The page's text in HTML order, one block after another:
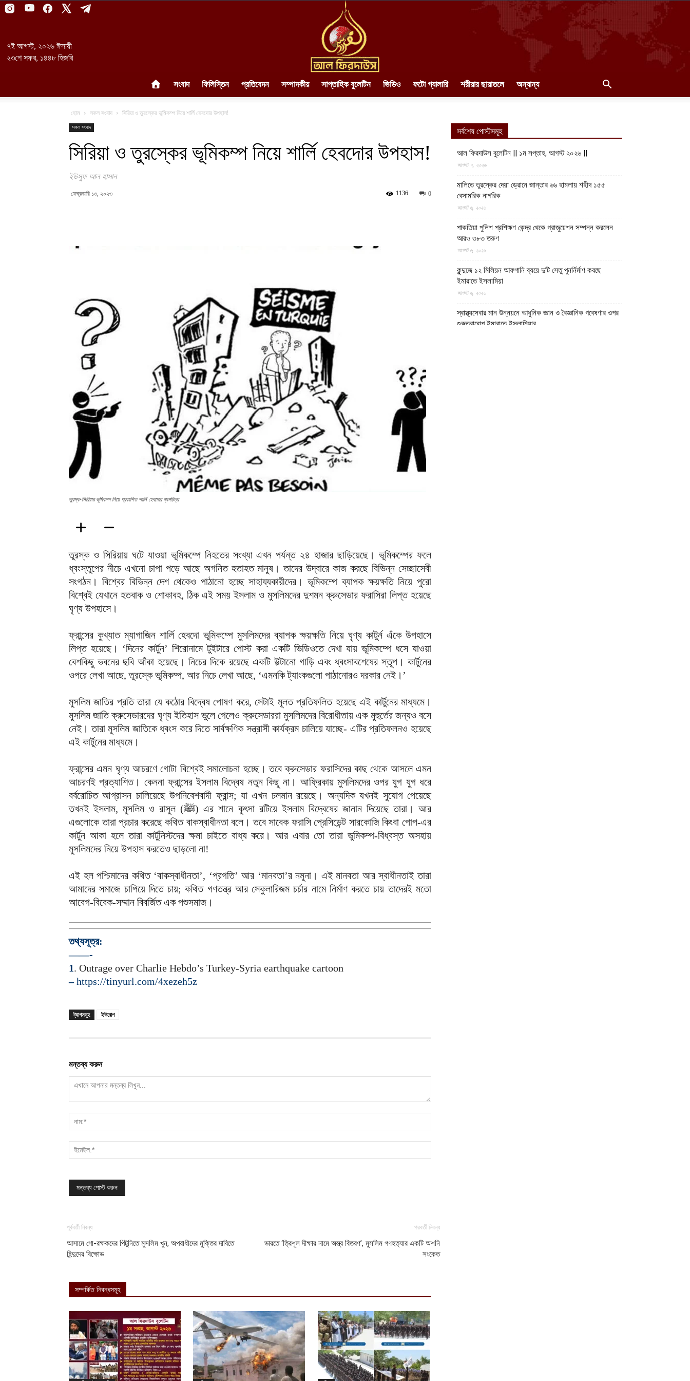
৭ই আগস্ট, ২০২৬ ঈসায়ী
২৩শে সফর, ১৪৪৮ হিজরি
সংবাদ ফিলিস্তিন প্রতিবেদন সম্পাদকীয় সাপ্তাহিক বুলেটিন ভিডিও ফটো গ্যালারি শরীয়ার ছায়াতলে অন্যান্য
হোম সকল সংবাদ সিরিয়া ও তুরস্কের ভূমিকম্প নিয়ে শার্লি হেবদোর উপহাস!
সকল সংবাদ
সিরিয়া ও তুরস্কের ভূমিকম্প নিয়ে শার্লি হেবদোর উপহাস!
ইউসুফ আল-হাসান
ফেব্রুয়ারি ১৩, ২০২৩ 0
1136
তুরস্ক-সিরিয়ার ভূমিকম্প নিয়ে প্রকাশিত শার্লি হেবদোর ব্যঙ্গচিত্র
তুরস্ক ও সিরিয়ায় ঘটে যাওয়া ভূমিকম্পে নিহতের সংখ্যা এখন পর্যন্ত ২৪ হাজার ছাড়িয়েছে। ভূমিকম্পের ফলে
ধ্বংস্তুপের নীচে এখনো চাপা পড়ে আছে অগনিত হতাহত মানুষ। তাদের উদ্বারে কাজ করছে বিভিন্ন সেচ্ছাসেবী
সংগঠন। বিশ্বের বিভিন্ন দেশ থেকেও পাঠানো হচ্ছে সাহায্যকারীদের। ভূমিকম্পে ব্যাপক ক্ষয়ক্ষতি নিয়ে পুরো
বিশ্বেই যেখানে হতবাক ও শোকাবহ, ঠিক এই সময় ইসলাম ও মুসলিমদের দুশমন ক্রুসেডার ফরাসিরা লিপ্ত হয়েছে
ঘৃণ্য উপহাসে।
ফ্রান্সের কুখ্যাত ম্যাগাজিন শার্লি হেবদো ভূমিকম্পে মুসলিমদের ব্যাপক ক্ষয়ক্ষতি নিয়ে ঘৃণ্য কাটুর্ন এঁকে উপহাসে
লিপ্ত হয়েছে। ‘দিনের কার্টুন’ শিরোনামে টুইটারে পোস্ট করা একটি ভিডিওতে দেখা যায় ভূমিকম্পে ধসে যাওয়া
বেশকিছু ভবনের ছবি আঁকা হয়েছে। নিচের দিকে রয়েছে একটি উল্টানো গাড়ি এবং ধ্বংসাবশেষের স্তূপ। কার্টুনের
ওপরে লেখা আছে, তুরস্কে ভূমিকম্প, আর নিচে লেখা আছে, ‘এমনকি ট্যাংকগুলো পাঠানোরও দরকার নেই।’
মুসলিম জাতির প্রতি তারা যে কঠোর বিদ্বেষ পোষণ করে, সেটাই মূলত প্রতিফলিত হয়েছে এই কার্টুনের মাধ্যমে।
মুসলিম জাতি ক্রুসেডারদের ঘৃণ্য ইতিহাস ভুলে গেলেও ক্রুসেডাররা মুসলিমদের বিরোধীতায় এক মুহুর্তের জন্যও বসে
নেই। তারা মুসলিম জাতিকে ধ্বংস করে দিতে সার্বক্ষণিক সন্ত্রাসী কার্যক্রম চালিয়ে যাচ্ছে- এটির প্রতিফলনও হয়েছে
এই কার্টুনের মাধ্যমে।
ফ্রান্সের এমন ঘৃণ্য আচরণে গোটা বিশ্বেই সমালোচনা হচ্ছে। তবে ক্রুসেডার ফরাসিদের কাছ থেকে আসলে এমন
আচরণই প্রত্যাশিত। কেননা ফ্রান্সের ইসলাম বিদ্বেষ নতুন কিছু না। আফ্রিকায় মুসলিমদের ওপর যুগ যুগ ধরে
বর্বরোচিত আগ্রাসন চালিয়েছে উপনিবেশবাদী ফ্রান্স; যা এখন চলমান রয়েছে। অন্যদিক যখনই সুযোগ পেয়েছে
তখনই ইসলাম, মুসলিম ও রাসুল (ﷺ) এর শানে কুৎসা রটিয়ে ইসলাম বিদ্বেষের জানান দিয়েছে তারা। আর
এগুলোকে তারা প্রচার করেছে কথিত বাকস্বাধীনতা বলে। তবে সাবেক ফরাসি প্রেসিডেন্ট সারকোজি কিংবা পোপ-এর
কার্টুন আকা হলে তারা কার্টুনিস্টদের ক্ষমা চাইতে বাধ্য করে। আর এবার তো তারা ভুমিকম্প-বিধ্বস্ত অসহায়
মুসলিমদের নিয়ে উপহাস করতেও ছাড়লো না!
এই হল পশ্চিমাদের কথিত ‘বাকস্বাধীনতা’, ‘প্রগতি’ আর ‘মানবতা’র নমুনা। এই মানবতা আর স্বাধীনতাই তারা
আমাদের সমাজে চাপিয়ে দিতে চায়; কথিত গণতন্ত্র আর সেকুলারিজম চর্চার নামে নির্মাণ করতে চায় তাদেরই মতো
আবেগ-বিবেক-সম্মান বিবর্জিত এক পশুসমাজ।
তথ্যসূত্র:
——-
1. Outrage over Charlie Hebdo’s Turkey-Syria earthquake cartoon
– https://tinyurl.com/4xezeh5z
ট্যাগসমূহ ইউরোপ
মন্তব্য করুন
পূর্ববর্তী নিবন্ধ
আসামে গো-রক্ষকদের পিটুনিতে মুসলিম খুন, অপরাধীদের মুক্তির দাবিতে
হিন্দুদের বিক্ষোভ
পরবর্তী নিবন্ধ
ভারতে ‘ত্রিশূল দীক্ষার নামে অস্ত্র বিতরণ’, মুসলিম গণহত্যার একটি অশনি
সংকেত
সম্পর্কিত নিবন্ধসমূহ
সর্বশেষ পোস্টসমূহ
আল ফিরদাউস বুলেটিন || ১ম সপ্তাহ, আগস্ট ২০২৬ ||
আগস্ট ৭, ২০২৬
মালিতে তুরস্কের দেয়া ড্রোনে জান্তার ৬৬ হামলায় শহীদ ১৫৫
বেসামরিক নাগরিক
আগস্ট ৬, ২০২৬
পাকতিয়া পুলিশ প্রশিক্ষণ কেন্দ্র থেকে গ্রাজুয়েশন সম্পন্ন করলেন
আরও ৩৮৩ তরুণ
আগস্ট ৬, ২০২৬
কুন্দুজে ১২ মিলিয়ন আফগানি ব্যয়ে দুটি সেতু পুনর্নির্মাণ করছে
ইমারাতে ইসলামিয়া
আগস্ট ৬, ২০২৬
স্বাস্থ্যসেবার মান উন্নয়নে আধুনিক জ্ঞান ও বৈজ্ঞানিক গবেষণার ওপর
গুরুত্বারোপ ইমারাতে ইসলামিয়ার